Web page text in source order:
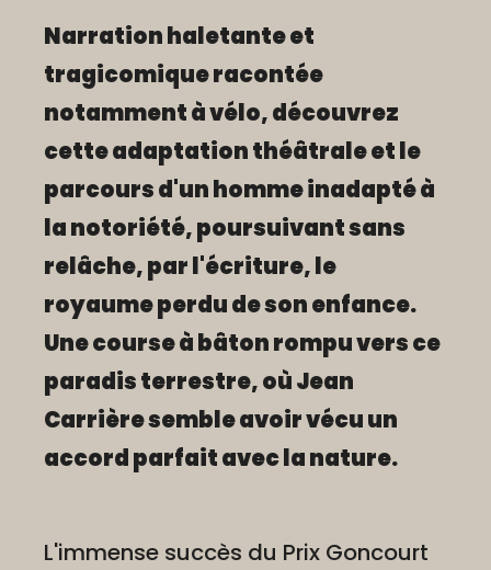
Narration haletante et
tragicomique racontée
notamment à vélo, découvrez
cette adaptation théâtrale et le
parcours d'un homme inadapté à
la notoriété, poursuivant sans
relâche, par l'écriture, le
royaume perdu de son enfance.
Une course à bâton rompu vers ce
paradis terrestre, où Jean
Carrière semble avoir vécu un
accord parfait avec la nature.
L'immense succès du Prix Goncourt